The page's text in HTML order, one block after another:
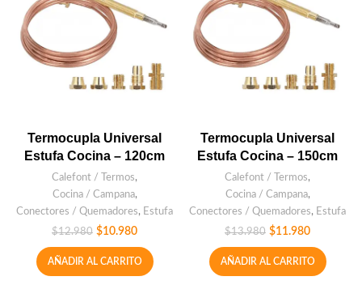
Termocupla Universal
Estufa Cocina – 120cm
Calefont / Termos,
Cocina / Campana,
Conectores / Quemadores, Estufa
$12.980 $10.980
AÑADIR AL CARRITO
Termocupla Universal
Estufa Cocina – 150cm
Calefont / Termos,
Cocina / Campana,
Conectores / Quemadores, Estufa
$13.980 $11.980
AÑADIR AL CARRITO